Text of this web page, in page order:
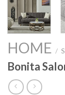
HOME /
Bonita